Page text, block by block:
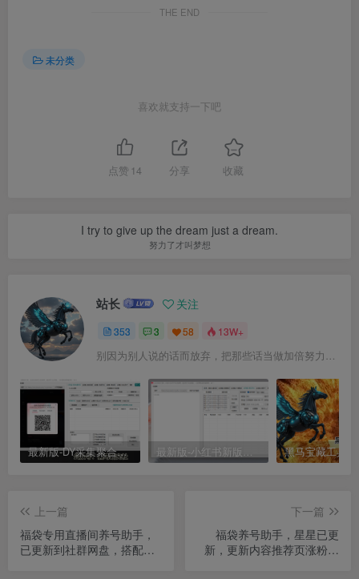
THE END
未分类
喜欢就支持一下吧
点赞 14 分享 收藏
I try to give up the dream just a dream.
努力了才叫梦想
站长 关注
353 3 58 13W+
别因为别人说的话而放弃，把那些话当做加倍努力的动力
最新版-DY采集聚合工具 最新版-小红书新版采集聚合工具
上一篇
福袋专用直播间养号助手，
已更新到社群网盘，搭配比
下一篇
福袋养号助手，星星已更
新，更新内容推荐页涨粉，